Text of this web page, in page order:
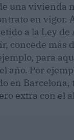
una vivienda
en vigor.
a la Ley
concede más
para
año. Por
en
extra con el